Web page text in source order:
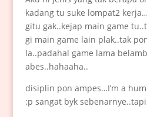
kadang tu suke lompat2
gitu gak..kejap main game
gi main game lain plak..tak
la..padahal game lama
abes..hahaaha..
disiplin pon ampes…I’m a
:p sangat byk